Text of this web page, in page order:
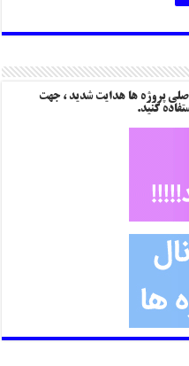
پروژه ها هدایت شدید ، جهت
کنید.